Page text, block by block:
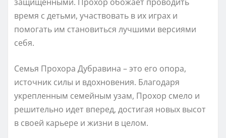
время с детьми, участвовать в их играх и
помогать им становиться лучшими версиями
себя.
Семья Прохора Дубравина – это его опора,
источник силы и вдохновения. Благодаря
укрепленным семейным узам, Прохор смело и
решительно идет вперед, достигая новых высот
в своей карьере и жизни в целом.